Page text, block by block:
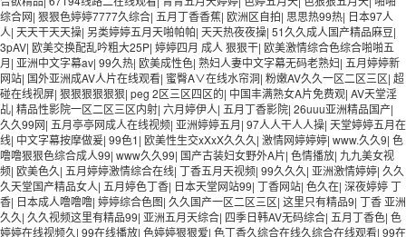
综合网| 狠狠色婷婷7777久综合| 五月丁香香蕉| 欧洲区自拍| 思思热99热| 日本97人
人| 天天干天天操| 另类婷婷五月天啪帕帕| 天天热夜夜操| 51久久成人国产精品麻豆|
3pAV| 欧美交换配乱吟粗大25P| 婷婷四月 成人 狠狠干| 欧美激情综合色综合啪啪五
月| 亚洲中文字幕av| 99久热| 欧美成性色| 熟妇人妻中文字幕无码老熟妇| 五月婷婷新
网站| 国外亚洲成AV人片在线观看| 蜜臀A∨在线水帘洞| 粉嫩AV久久一区二区三区| 超
碰在线视屏| 狠狠狠狠狠狠| peg 2区三区四区的| 中国丰满熟女A片免费观| AV天堂淫
乩| 精品性影院一区二区三区内射| 六月婷伊人| 五月丁香影院| 26uuu亚洲精品国产|
久久99网| 五月亭亭网成人在线视频| 亚洲婷婷五月| 97人人干人人操| 天堂婷婷五月在
线| 中文字幕按摩做爰| 99色1| 欧美性生交xXxX久久久| 激情网婷婷婷| www.久久9| 色
噜噜狠狠色综合成人99| www久久99| 国产古装妇女野外A片| 色情播放| 九九美女视
频| 欧美色久| 五月婷婷激情综合在线| 丁香五月天视频| 99久久久| 亚洲激情婷婷| 久久
久天堂国产精品女人| 五月婷色丁香| 日本天堂网站99| 丁香网站| 色久在| 深夜婷婷 丁
香| 日本成人噜噜噜| 婷婷综合色图| 久久国产一区二区三区| 这里只有精品9| 丁香 亚洲
久久| 久久视频这里有精品99| 亚洲五月天综合| 四季日韩AV无码综合| 五月丁香色| 色
婷婷在线视频久| 99在线播放| 色婷婷狠狠爱| 色丁香久综合在线久综合在线观看| 99在